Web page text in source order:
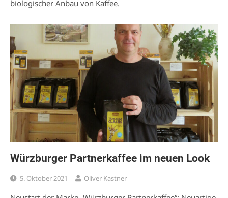
biologischer Anbau von Kaffee.
Würzburger Partnerkaffee im neuen Look
5. Oktober 2021 Oliver Kastner